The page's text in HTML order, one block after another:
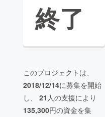
終了
このプロジェクトは、
2018/12/14に募集を開始
し、 21 人の支援により
135,300円の資金を集